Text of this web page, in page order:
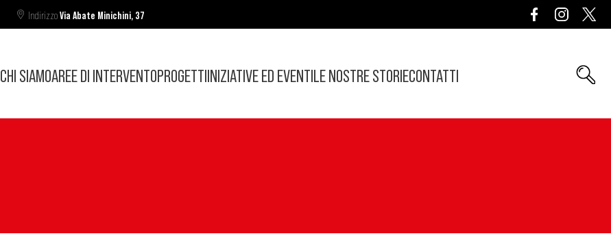
IndirizzoVia Abate Minichini, 37
CHI SIAMOAREE DI INTERVENTOPROGETTI INIZIATIVE ED EVENTI LE NOSTRE STORIECONTATTI